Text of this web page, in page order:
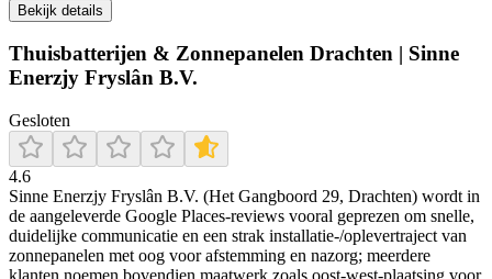
Bekijk details
Thuisbatterijen & Zonnepanelen Drachten | Sinne
Enerzjy Fryslân B.V.
Gesloten
4.6
Sinne Enerzjy Fryslân B.V. (Het Gangboord 29, Drachten) wordt in
de aangeleverde Google Places-reviews vooral geprezen om snelle,
duidelijke communicatie en een strak installatie-/oplevertraject van
zonnepanelen met oog voor afstemming en nazorg; meerdere
klanten noemen bovendien maatwerk zoals oost-west-plaatsing voor